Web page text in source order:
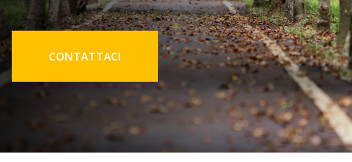
CONTATTACI